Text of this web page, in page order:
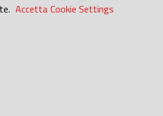
Accetta Cookie Settings